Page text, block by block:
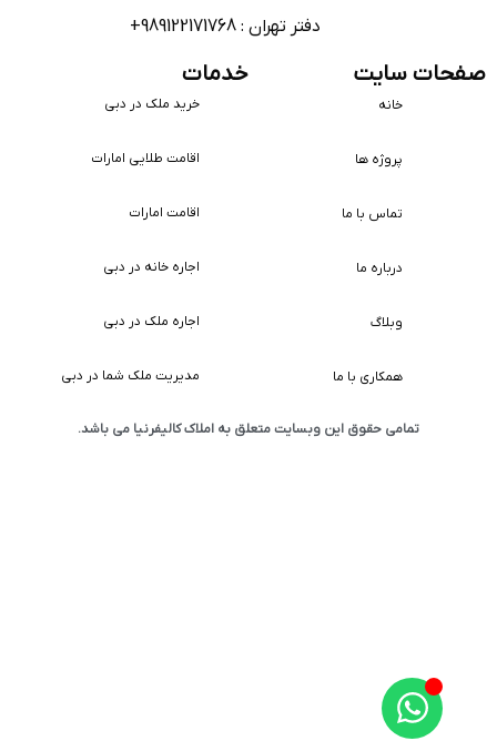
دفتر تهران : 989122171768+
سایت
خانه
پروژه ها
تماس با ما
درباره ما
وبلاگ
همکاری با ما
خدمات
خرید ملک در دبی
اقامت طلایی امارات
اقامت امارات
اجاره خانه در دبی
اجاره ملک در دبی
مدیریت ملک شما در دبی
تمامی حقوق این وبسایت متعلق به املاک کالیفرنیا می باشد.